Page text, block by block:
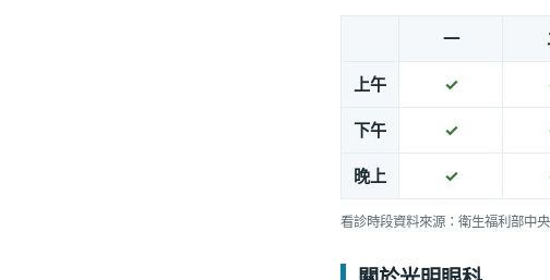
一
上午 ✓
下午 ✓
晚上 ✓
看診時段資料來源：衛生福利部中